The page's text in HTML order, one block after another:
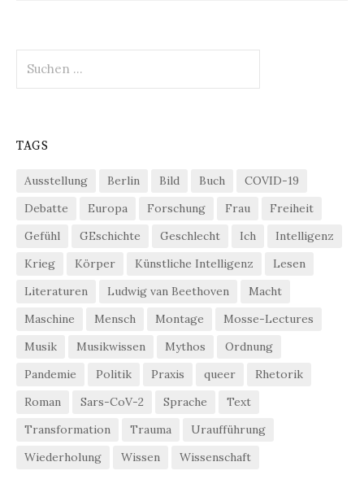
nach:
TAGS
Ausstellung Berlin Bild Buch
COVID-19
Debatte
Europa Forschung Frau
Freiheit
Gefühl
GEschichte Geschlecht Ich
Intelligenz
Krieg
Körper Künstliche Intelligenz
Lesen
Literaturen
Ludwig van Beethoven
Macht
Maschine
Mensch Montage
Mosse-Lectures
Musik
Musikwissen Mythos
Ordnung
Pandemie
Politik Praxis queer
Rhetorik
Roman
Sars-CoV-2 Sprache
Text
Transformation
Trauma
Uraufführung
Wiederholung
Wissen Wissenschaft